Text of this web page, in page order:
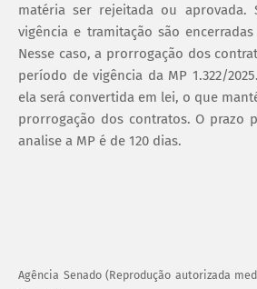
matéria ser rejeitada ou aprovada.
vigência e tramitação são
Nesse caso, a prorrogação dos
período de vigência da MP 1.322/
ela será convertida em lei, o que
prorrogação dos contratos. O prazo
analise a MP é de 120 dias.
Agência Senado (Reprodução autorizada